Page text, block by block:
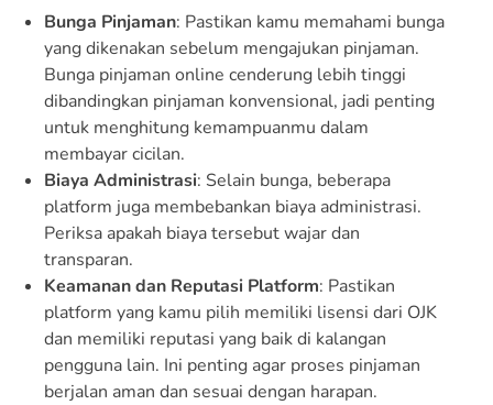
Bunga Pinjaman: Pastikan kamu memahami bunga
yang dikenakan sebelum mengajukan pinjaman.
Bunga pinjaman online cenderung lebih tinggi
dibandingkan pinjaman konvensional, jadi penting
untuk menghitung kemampuanmu dalam
membayar cicilan.
Biaya Administrasi: Selain bunga, beberapa
platform juga membebankan biaya administrasi.
Periksa apakah biaya tersebut wajar dan
transparan.
Keamanan dan Reputasi Platform: Pastikan
platform yang kamu pilih memiliki lisensi dari OJK
dan memiliki reputasi yang baik di kalangan
pengguna lain. Ini penting agar proses pinjaman
berjalan aman dan sesuai dengan harapan.